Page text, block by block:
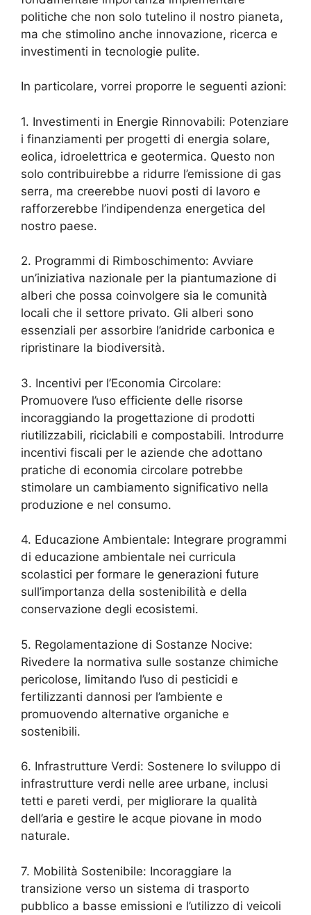
politiche che non solo tutelino il nostro pianeta,
ma che stimolino anche innovazione, ricerca e
investimenti in tecnologie pulite.
In particolare, vorrei proporre le seguenti azioni:
1. Investimenti in Energie Rinnovabili: Potenziare
i finanziamenti per progetti di energia solare,
eolica, idroelettrica e geotermica. Questo non
solo contribuirebbe a ridurre l’emissione di gas
serra, ma creerebbe nuovi posti di lavoro e
rafforzerebbe l’indipendenza energetica del
nostro paese.
2. Programmi di Rimboschimento: Avviare
un’iniziativa nazionale per la piantumazione di
alberi che possa coinvolgere sia le comunità
locali che il settore privato. Gli alberi sono
essenziali per assorbire l’anidride carbonica e
ripristinare la biodiversità.
3. Incentivi per l’Economia Circolare:
Promuovere l’uso efficiente delle risorse
incoraggiando la progettazione di prodotti
riutilizzabili, riciclabili e compostabili. Introdurre
incentivi fiscali per le aziende che adottano
pratiche di economia circolare potrebbe
stimolare un cambiamento significativo nella
produzione e nel consumo.
4. Educazione Ambientale: Integrare programmi
di educazione ambientale nei curricula
scolastici per formare le generazioni future
sull’importanza della sostenibilità e della
conservazione degli ecosistemi.
5. Regolamentazione di Sostanze Nocive:
Rivedere la normativa sulle sostanze chimiche
pericolose, limitando l’uso di pesticidi e
fertilizzanti dannosi per l’ambiente e
promuovendo alternative organiche e
sostenibili.
6. Infrastrutture Verdi: Sostenere lo sviluppo di
infrastrutture verdi nelle aree urbane, inclusi
tetti e pareti verdi, per migliorare la qualità
dell’aria e gestire le acque piovane in modo
naturale.
7. Mobilità Sostenibile: Incoraggiare la
transizione verso un sistema di trasporto
pubblico a basse emissioni e l’utilizzo di veicoli